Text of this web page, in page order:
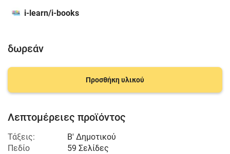
i-learn/i-books
δωρεάν
Προσθήκη υλικού
Λεπτομέρειες προϊόντος
Τάξεις:
Β' Δημοτικού
Πεδίο
59 Σελίδες